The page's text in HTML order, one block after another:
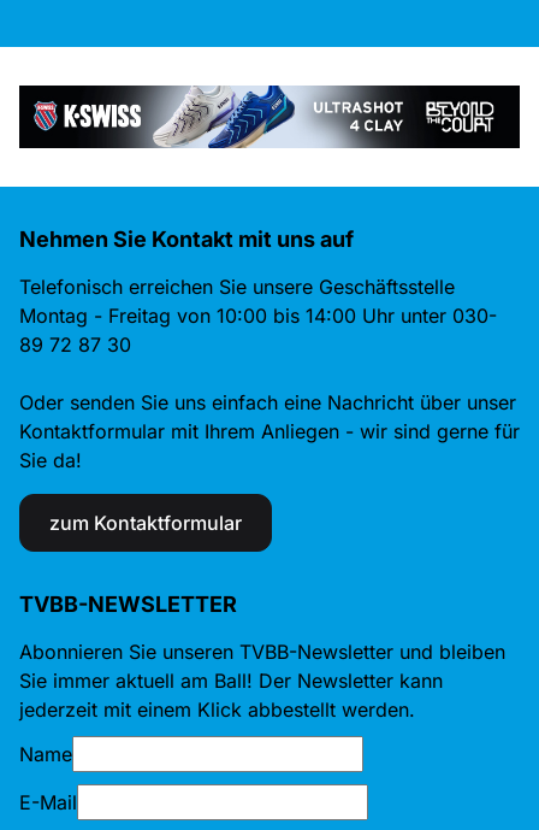
Nehmen Sie Kontakt mit uns auf
Telefonisch erreichen Sie unsere Geschäftsstelle
Montag - Freitag von 10:00 bis 14:00 Uhr unter 030-
89 72 87 30
Oder senden Sie uns einfach eine Nachricht über unser
Kontaktformular mit Ihrem Anliegen - wir sind gerne für
Sie da!
zum Kontaktformular
TVBB-NEWSLETTER
Abonnieren Sie unseren TVBB-Newsletter und bleiben
Sie immer aktuell am Ball! Der Newsletter kann
jederzeit mit einem Klick abbestellt werden.
Name
E-Mail